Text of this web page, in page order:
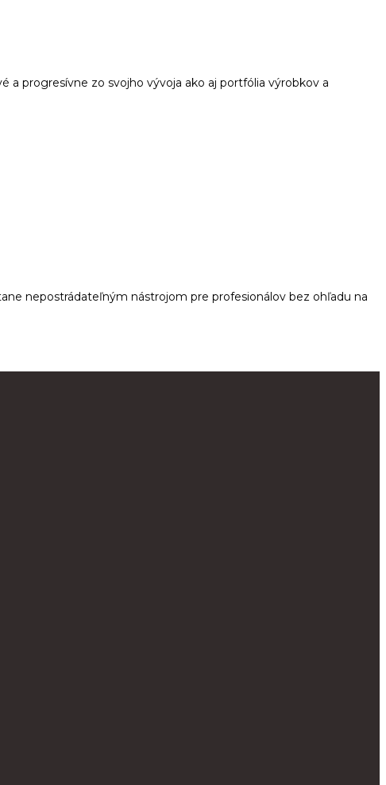
progresívne zo svojho vývoja ako aj portfólia výrobkov a
nepostrádateľným nástrojom pre profesionálov bez ohľadu na